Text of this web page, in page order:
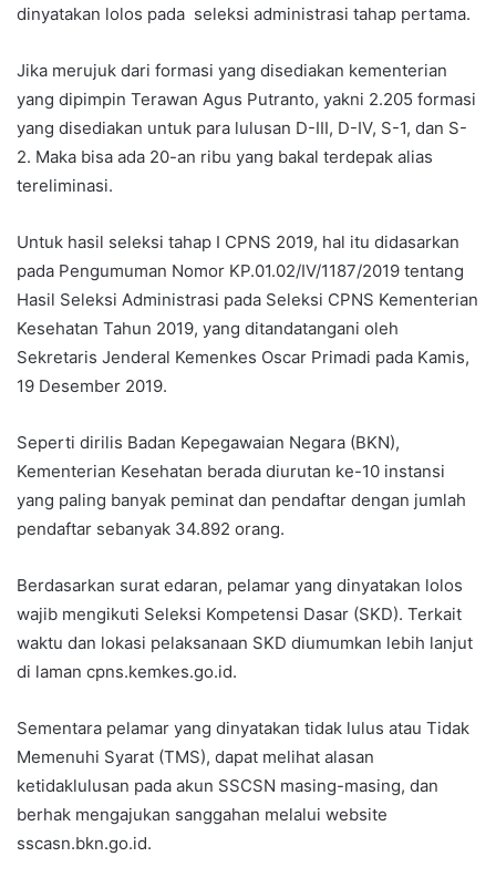
dinyatakan lolos pada seleksi administrasi tahap pertama.
Jika merujuk dari formasi yang disediakan kementerian
yang dipimpin Terawan Agus Putranto, yakni 2.205 formasi
yang disediakan untuk para lulusan D-III, D-IV, S-1, dan S-
2. Maka bisa ada 20-an ribu yang bakal terdepak alias
tereliminasi.
Untuk hasil seleksi tahap I CPNS 2019, hal itu didasarkan
pada Pengumuman Nomor KP.01.02/IV/1187/2019 tentang
Hasil Seleksi Administrasi pada Seleksi CPNS Kementerian
Kesehatan Tahun 2019, yang ditandatangani oleh
Sekretaris Jenderal Kemenkes Oscar Primadi pada Kamis,
19 Desember 2019.
Seperti dirilis Badan Kepegawaian Negara (BKN),
Kementerian Kesehatan berada diurutan ke-10 instansi
yang paling banyak peminat dan pendaftar dengan jumlah
pendaftar sebanyak 34.892 orang.
Berdasarkan surat edaran, pelamar yang dinyatakan lolos
wajib mengikuti Seleksi Kompetensi Dasar (SKD). Terkait
waktu dan lokasi pelaksanaan SKD diumumkan lebih lanjut
di laman cpns.kemkes.go.id.
Sementara pelamar yang dinyatakan tidak lulus atau Tidak
Memenuhi Syarat (TMS), dapat melihat alasan
ketidaklulusan pada akun SSCSN masing-masing, dan
berhak mengajukan sanggahan melalui website
sscasn.bkn.go.id.